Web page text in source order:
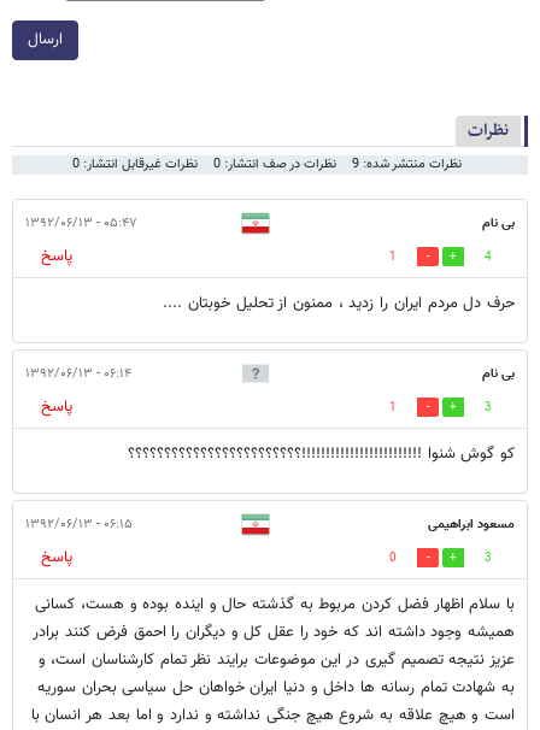
ارسال
نظرات
نظرات منتشر شده: 9 نظرات در صف انتشار: 0 نظرات غیرقابل انتشار: 0
بی نام ۰۵:۴۷ - ۱۳۹۲/۰۶/۱۳
4
1
پاسخ
حرف دل مردم ایران را زدید ، ممنون از تحلیل خوبتان ....
بی نام ۰۶:۱۴ - ۱۳۹۲/۰۶/۱۳
3
1
پاسخ
کو گوش شنوا !!!!!!!!!!!!!!!!!!!!!!!!!؟؟؟؟؟؟؟؟؟؟؟؟؟؟؟؟؟؟؟؟؟؟؟؟
مسعود ابراهیمی ۰۶:۱۵ - ۱۳۹۲/۰۶/۱۳
3
0
پاسخ
با سلام اظهار فضل کردن مربوط به گذشته حال و اینده بوده و هست، کسانی
همیشه وجود داشته اند که خود را عقل کل و دیگران را احمق فرض کنند برادر
عزیز نتیجه تصمیم گیری در این موضوعات برایند نظر تمام کارشناسان است، و
به شهادت تمام رسانه ها داخل و دنیا ایران خواهان حل سیاسی بحران سوریه
است و هیچ علاقه به شروع هیچ جنگی نداشته و ندارد و اما بعد هر انسان با